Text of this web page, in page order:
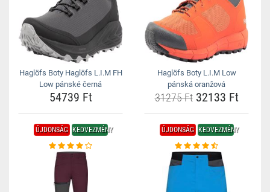
Haglöfs Boty Haglöfs L.I.M FH
Low pánské černá
54739 Ft
Haglöfs Boty L.I.M Low
pánská oranžová
31275 Ft32133 Ft
ÚJDONSÁG KEDVEZMÉNY ÚJDONSÁG KEDVEZMÉNY